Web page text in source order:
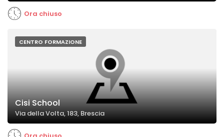
Ora chiuso
CENTRO FORMAZIONE
Cisi School
Via della Volta, 183, Brescia